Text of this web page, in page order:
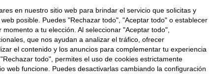
en nuestro sitio web para brindar el servicio que solicitas y
posible. Puedes "Rechazar todo", "Aceptar todo" o establecer
a tu elección. Al seleccionar "Aceptar todo",
que nos ayudan a analizar el tráfico, ofrecer
el contenido y los anuncios para complementar tu experiencia
todo", permites el uso de cookies estrictamente
web funcione. Puedes desactivarlas cambiando la configuración